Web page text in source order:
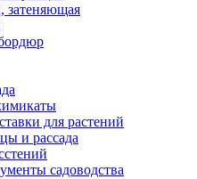
затеняющая
для растений
и рассада
садоводства